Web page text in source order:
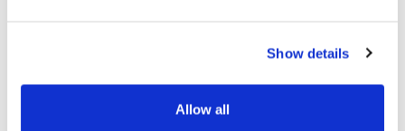
Show details
Allow all